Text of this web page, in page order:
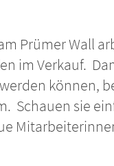
Prümer Wall
im Verkauf.
können,
Schauen sie